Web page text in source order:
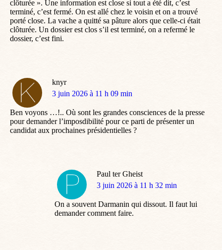
clôturée ». Une information est close si tout a été dit, c’est
terminé, c’est fermé. On est allé chez le voisin et on a trouvé
porté close. La vache a quitté sa pâture alors que celle-ci était
clôturée. Un dossier est clos s’il est terminé, on a refermé le
dossier, c’est fini.
knyr
dit
3 juin 2026 à 11 h 09 min
Ben voyons …!.. Où sont les grandes consciences de la presse
pour demander l’imposdibilité pour ce parti de présenter un
candidat aux prochaines présidentielles ?
Paul ter Gheist
dit
3 juin 2026 à 11 h 32 min
On a souvent Darmanin qui dissout. Il faut lui
demander comment faire.